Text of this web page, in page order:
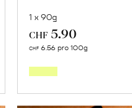
1 x 90g
CHF 5.90
CHF 6.56 pro 100g